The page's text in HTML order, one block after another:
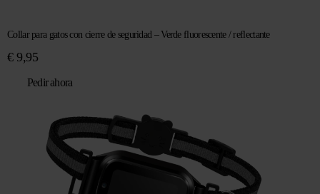
Collar para gatos con cierre de seguridad – Verde fluorescente / reflectante
€9,95
Pedir ahora